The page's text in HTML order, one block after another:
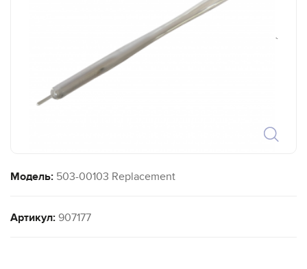
`
Модель: 503-00103 Replacement
Артикул: 907177